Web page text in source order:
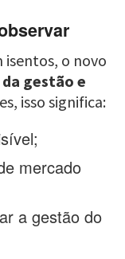
isentos, o novo
gestão e
isso significa:
mercado
a gestão do